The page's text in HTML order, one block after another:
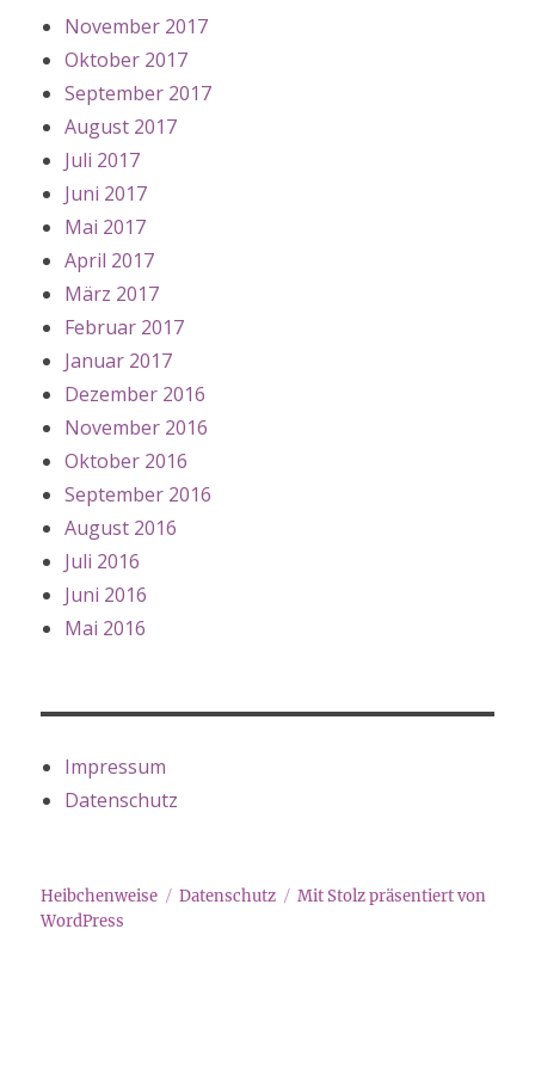
November 2017
Oktober 2017
September 2017
August 2017
Juli 2017
Juni 2017
Mai 2017
April 2017
März 2017
Februar 2017
Januar 2017
Dezember 2016
November 2016
Oktober 2016
September 2016
August 2016
Juli 2016
Juni 2016
Mai 2016
Impressum
Datenschutz
Heibchenweise Datenschutz
Mit Stolz präsentiert von
WordPress